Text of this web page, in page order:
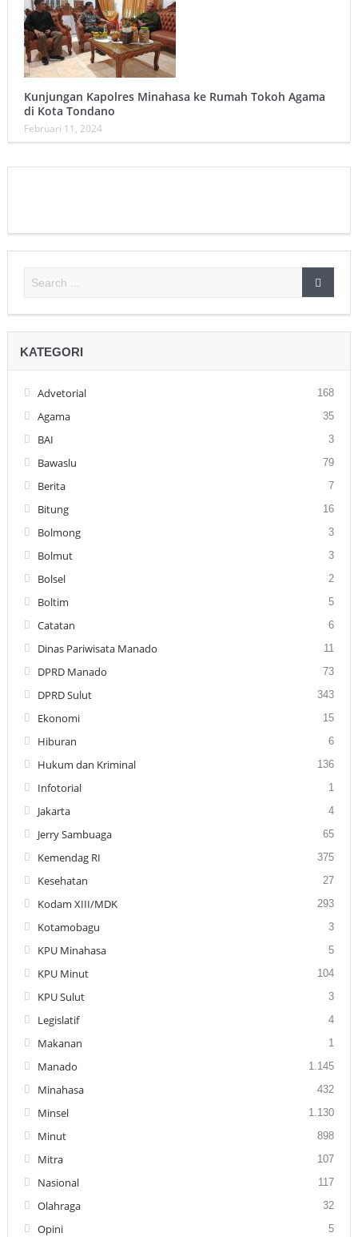
Kunjungan Kapolres Minahasa ke Rumah Tokoh Agama
di Kota Tondano
Februari 11, 2024
KATEGORI
Advetorial 168
Agama 35
BAI 3
Bawaslu 79
Berita 7
Bitung 16
Bolmong 3
Bolmut 3
Bolsel 2
Boltim 5
Catatan 6
Dinas Pariwisata Manado 11
DPRD Manado 73
DPRD Sulut 343
Ekonomi 15
Hiburan 6
Hukum dan Kriminal 136
Infotorial 1
Jakarta 4
Jerry Sambuaga 65
Kemendag RI 375
Kesehatan 27
Kodam XIII/MDK 293
Kotamobagu 3
KPU Minahasa 5
KPU Minut 104
KPU Sulut 3
Legislatif 4
Makanan 1
Manado 1.145
Minahasa 432
Minsel 1.130
Minut 898
Mitra 107
Nasional 117
Olahraga 32
Opini 5